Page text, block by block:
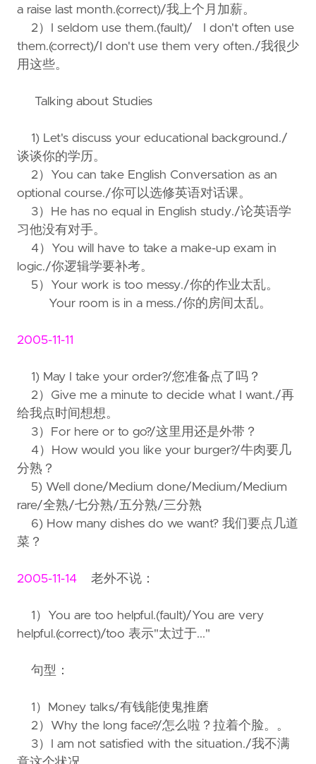
a raise last month.(correct)/我上个月加薪。
2）I seldom use them.(fault)/ I don't often use
them.(correct)/I don't use them very often./我很少
用这些。
Talking about Studies
1) Let's discuss your educational background./
谈谈你的学历。
2）You can take English Conversation as an
optional course./你可以选修英语对话课。
3）He has no equal in English study./论英语学
习他没有对手。
4）You will have to take a make-up exam in
logic./你逻辑学要补考。
5）Your work is too messy./你的作业太乱。
Your room is in a mess./你的房间太乱。
2005-11-11
1) May I take your order?/您准备点了吗？
2）Give me a minute to decide what I want./再
给我点时间想想。
3）For here or to go?/这里用还是外带？
4）How would you like your burger?/牛肉要几
分熟？
5) Well done/Medium done/Medium/Medium
rare/全熟/七分熟/五分熟/三分熟
6) How many dishes do we want? 我们要点几道
菜？
2005-11-14 老外不说：
1）You are too helpful.(fault)/You are very
helpful.(correct)/too 表示"太过于..."
句型：
1）Money talks/有钱能使鬼推磨
2）Why the long face?/怎么啦？拉着个脸。。
3）I am not satisfied with the situation./我不满